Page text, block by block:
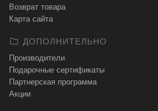
Возврат товара
Карта сайта
ДОПОЛНИТЕЛЬНО
Производители
Подарочные сертификаты
Партнерская программа
Акции